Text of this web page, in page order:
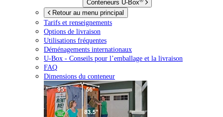
Conteneurs U-Box
Retour au menu principal
Tarifs et renseignements
Options de livraison
Utilisations fréquentes
Déménagements internationaux
U-Box - Conseils pour l’emballage et la livraison
FAQ
Dimensions du conteneur